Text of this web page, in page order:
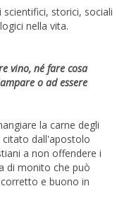
storici, sociali
nella vita.
vino, né fare cosa
o ad essere
la carne degli
dall'apostolo
a non offendere i
di monito che può
e buono in